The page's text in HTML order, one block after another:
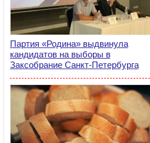
Партия «Родина» выдвинула
кандидатов на выборы в
Заксобрание Санкт-Петербурга